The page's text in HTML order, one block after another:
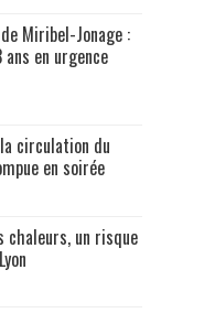
Miribel-Jonage :
en urgence
circulation du
en soirée
un risque